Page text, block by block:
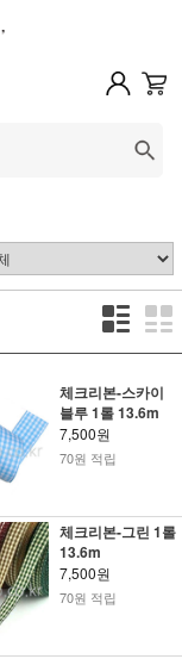
체크리본-스카이
블루 1롤 13.6m
7,500원
70원 적립
체크리본-그린 1롤
13.6m
7,500원
70원 적립